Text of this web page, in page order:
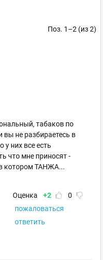
Поз. 1–2 (из 2)
табаков по
вы не разбираетесь в
у них все есть
что мне приносят -
котором ТАНЖА...
Оценка +2
0
пожаловаться
ответить